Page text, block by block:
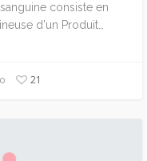
consiste en
d'un Produit…
0 21